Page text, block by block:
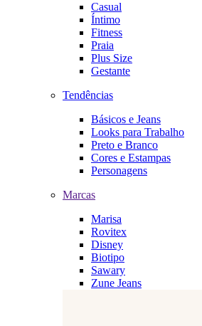
Casual
Íntimo
Fitness
Praia
Plus Size
Gestante
Tendências
Básicos e Jeans
Looks para Trabalho
Preto e Branco
Cores e Estampas
Personagens
Marcas
Marisa
Rovitex
Disney
Biotipo
Sawary
Zune Jeans